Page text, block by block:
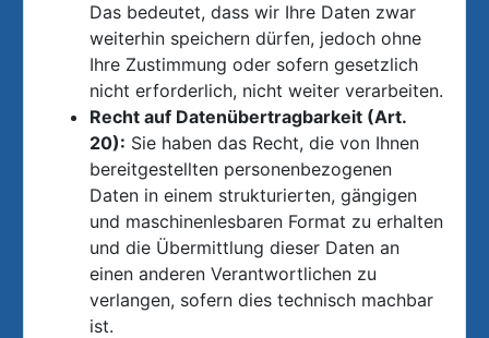
Das bedeutet, dass wir Ihre Daten zwar
weiterhin speichern dürfen, jedoch ohne
Ihre Zustimmung oder sofern gesetzlich
nicht erforderlich, nicht weiter verarbeiten.
Recht auf Datenübertragbarkeit (Art.
20): Sie haben das Recht, die von Ihnen
bereitgestellten personenbezogenen
Daten in einem strukturierten, gängigen
und maschinenlesbaren Format zu erhalten
und die Übermittlung dieser Daten an
einen anderen Verantwortlichen zu
verlangen, sofern dies technisch machbar
ist.